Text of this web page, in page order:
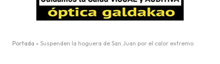
Portada » Suspenden la hoguera de San Juan por el calor extremo